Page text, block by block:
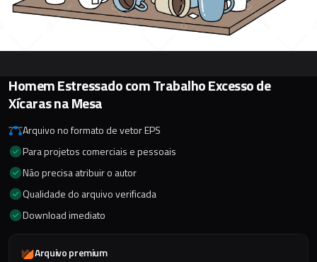
Homem Estressado com Trabalho Excesso de
Xícaras na Mesa
Arquivo no formato de vetor EPS
Para projetos comerciais e pessoais
Não precisa atribuir o autor
Qualidade do arquivo verificada
Download imediato
Arquivo premium